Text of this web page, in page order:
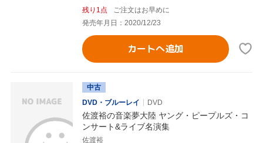
残り1点
ご注文はお早めに
発売年月日：2020/12/23
カートへ追加
中古
DVD・ブルーレイ
DVD
佐渡裕の音楽夢大陸 ヤング・ピープルズ・コ
ンサート&ライブ名演集
佐渡裕